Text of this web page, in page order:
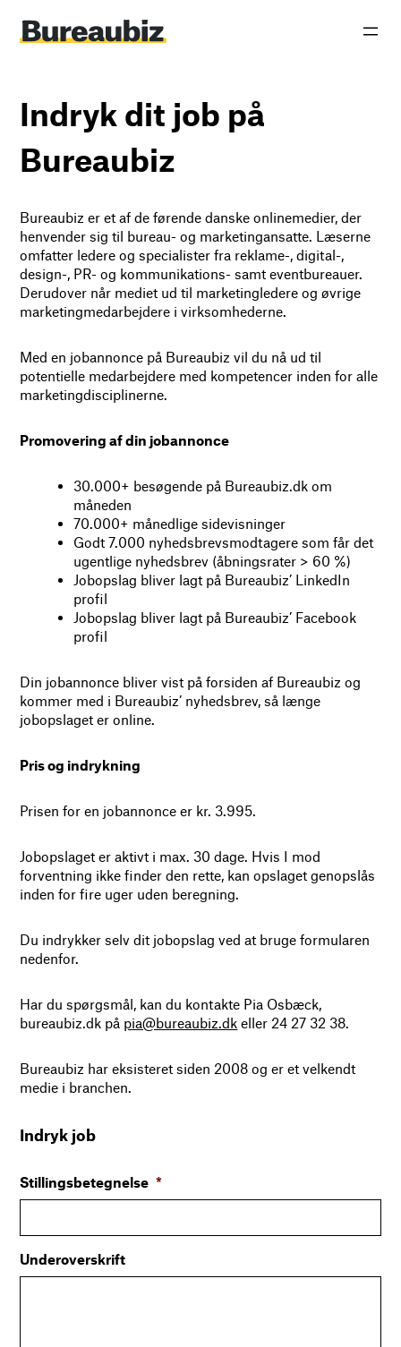
Indryk dit job på
Bureaubiz
Bureaubiz er et af de førende danske onlinemedier, der
henvender sig til bureau- og marketingansatte. Læserne
omfatter ledere og specialister fra reklame-, digital-,
design-, PR- og kommunikations- samt eventbureauer.
Derudover når mediet ud til marketingledere og øvrige
marketingmedarbejdere i virksomhederne.
Med en jobannonce på Bureaubiz vil du nå ud til
potentielle medarbejdere med kompetencer inden for alle
marketingdisciplinerne.
Promovering af din jobannonce
30.000+ besøgende på Bureaubiz.dk om
måneden
70.000+ månedlige sidevisninger
Godt 7.000 nyhedsbrevsmodtagere som får det
ugentlige nyhedsbrev (åbningsrater > 60 %)
Jobopslag bliver lagt på Bureaubiz’ LinkedIn
profil
Jobopslag bliver lagt på Bureaubiz’ Facebook
profil
Din jobannonce bliver vist på forsiden af Bureaubiz og
kommer med i Bureaubiz’ nyhedsbrev, så længe
jobopslaget er online.
Pris og indrykning
Prisen for en jobannonce er kr. 3.995.
Jobopslaget er aktivt i max. 30 dage. Hvis I mod
forventning ikke finder den rette, kan opslaget genopslås
inden for fire uger uden beregning.
Du indrykker selv dit jobopslag ved at bruge formularen
nedenfor.
Har du spørgsmål, kan du kontakte Pia Osbæck,
bureaubiz.dk på pia@bureaubiz.dk eller 24 27 32 38.
Bureaubiz har eksisteret siden 2008 og er et velkendt
medie i branchen.
Indryk job
Stillingsbetegnelse *
Underoverskrift